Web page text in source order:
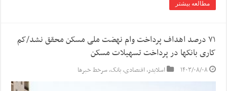
مطالعه بیشتر
۷۱ درصد اهداف پرداخت وام نهضت ملی مسکن محقق نشد/کم
کاری بانکها در پرداخت تسهیلات مسکن
۱۴۰۳/۰۸/۰۸ اسلایدر,اقتصادی,بانک,سرخط خبرها